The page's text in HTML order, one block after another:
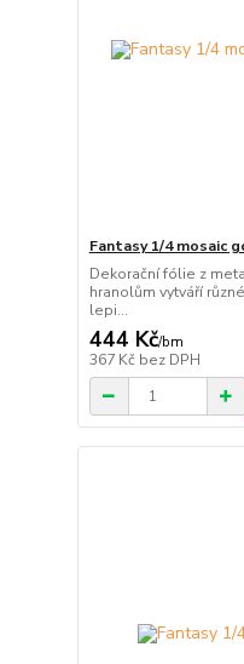
Fantasy 1/4 mosaic
Dekorační fólie z
hranolům vytváří
lepi...
444 Kč/bm
367 Kč bez DPH